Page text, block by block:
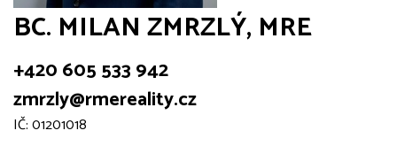
BC. MILAN ZMRZLÝ, MRE
+420 605 533 942
zmrzly@rmereality.cz
IČ: 01201018